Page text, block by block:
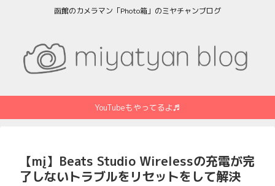
函館のカメラマン「Photo箱」のミヤチャンブログ
YouTubeもやってるよ♬
【mį】Beats Studio Wirelessの充電が完
了しないトラブルをリセットをして解決